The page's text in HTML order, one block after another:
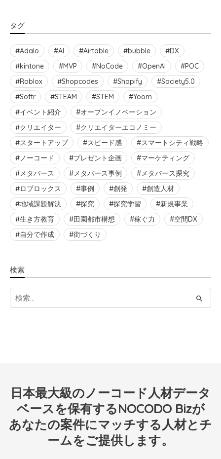
タグ
Adalo AI Airtable bubble
DX
kintone
MVP NoCode OpenAI
POC
Roblox
Shopcodes Shopify
Society5.0
Softr
STEAM STEM
Yoom
イベント紹介
オープンイノベーション
クリエイター
クリエイターエコノミー
スタートアップ
スピード感
スマートシティ戦略
ノーコード
プレゼント企画
マーケティング
メタバース
メタバース事例
メタバース探究
ロブロックス
事例 創発
創造人材
地域課題解決
探究 探究学習
新規事業
生き方教育
田園都市構想 稼ぐ力
空間DX
自分で作成
街づくり
検索
e
h
o
日本最大級のノーコード人材データ
ベースを保有するNOCODO Bizが
あなたの案件にマッチする人材とチ
ームをご提供します。